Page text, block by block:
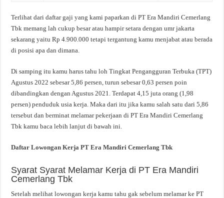
Terlihat dari daftar gaji yang kami paparkan di PT Era Mandiri Cemerlang
Tbk memang lah cukup besar atau hampir setara dengan umr jakarta
sekarang yaitu Rp 4.900.000 tetapi tergantung kamu menjabat atau berada
di posisi apa dan dimana.
Di samping itu kamu harus tahu loh Tingkat Pengangguran Terbuka (TPT)
Agustus 2022 sebesar 5,86 persen, turun sebesar 0,63 persen poin
dibandingkan dengan Agustus 2021. Terdapat 4,15 juta orang (1,98
persen) penduduk usia kerja. Maka dari itu jika kamu salah satu dari 5,86
tersebut dan berminat melamar pekerjaan di PT Era Mandiri Cemerlang
Tbk kamu baca lebih lanjut di bawah ini.
Daftar Lowongan Kerja PT Era Mandiri Cemerlang Tbk
Syarat Syarat Melamar Kerja di PT Era Mandiri
Cemerlang Tbk
Setelah melihat lowongan kerja kamu tahu gak sebelum melamar ke PT